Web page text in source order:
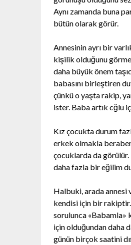
Aynı zamanda buna
bütün olarak görür.
Annesinin ayrı bir
kişilik olduğunu
daha büyük önem
babasını birleştiren
çünkü o yaşta rakip,
ister. Baba artık cğlu
Kız çocukta durum
erkek olmakla
çocuklarda da görülür.
daha fazla bir eğilim
Halbuki, arada annesi
kendisi için bir rakiptir.
sorulunca «Babamla»
için olduğundan daha
günün birçok saatini